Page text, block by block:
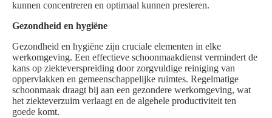
kunnen concentreren en optimaal kunnen presteren.
Gezondheid en hygiëne
Gezondheid en hygiëne zijn cruciale elementen in elke
werkomgeving. Een effectieve schoonmaakdienst vermindert de
kans op ziekteverspreiding door zorgvuldige reiniging van
oppervlakken en gemeenschappelijke ruimtes. Regelmatige
schoonmaak draagt bij aan een gezondere werkomgeving, wat
het ziekteverzuim verlaagt en de algehele productiviteit ten
goede komt.